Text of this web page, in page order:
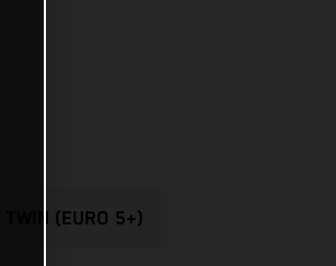
TWIN (EURO 5+)